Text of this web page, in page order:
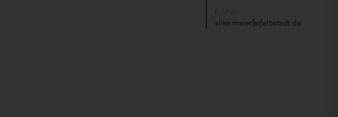
silke.maier[at]albstadt.de